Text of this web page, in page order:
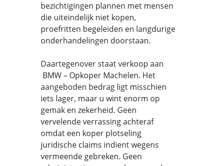
bezichtigingen plannen met mensen
die uiteindelijk niet kopen,
proefritten begeleiden en langdurige
onderhandelingen doorstaan.
Daartegenover staat verkoop aan
BMW – Opkoper Machelen. Het
aangeboden bedrag ligt misschien
iets lager, maar u wint enorm op
gemak en zekerheid. Geen
vervelende verrassing achteraf
omdat een koper plotseling
juridische claims indient wegens
vermeende gebreken. Geen